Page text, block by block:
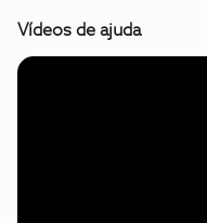
Vídeos de ajuda